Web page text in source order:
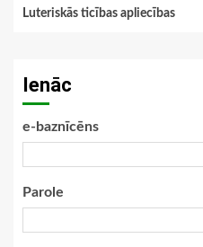
Luteriskās ticības apliecības
Ienāc
e-baznīcēns
Parole